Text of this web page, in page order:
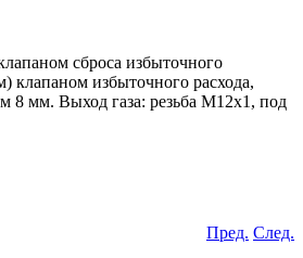
сброса избыточного
клапаном избыточного расхода,
8 мм. Выход газа: резьба M12x1, под
Пред. След.